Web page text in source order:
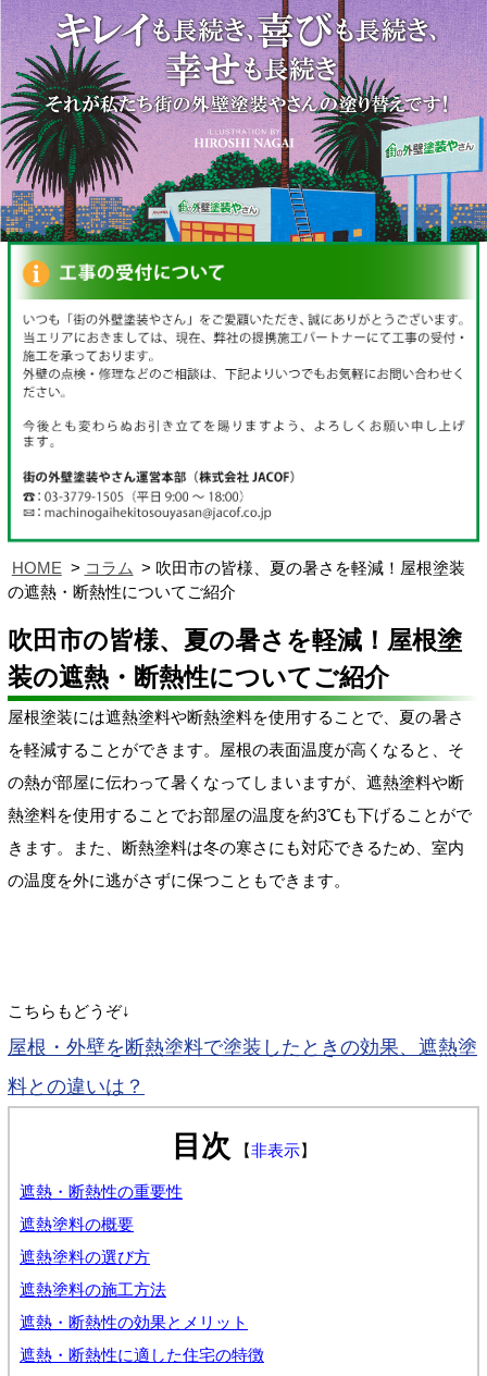
HOME コラム
吹田市の皆様、夏の暑さを軽減！屋根塗装
の遮熱・断熱性についてご紹介
吹田市の皆様、夏の暑さを軽減！屋根塗
装の遮熱・断熱性についてご紹介
屋根塗装には遮熱塗料や断熱塗料を使用することで、夏の暑さ
を軽減することができます。屋根の表面温度が高くなると、そ
の熱が部屋に伝わって暑くなってしまいますが、遮熱塗料や断
熱塗料を使用することでお部屋の温度を約3℃も下げることがで
きます。また、断熱塗料は冬の寒さにも対応できるため、室内
の温度を外に逃がさずに保つこともできます。
こちらもどうぞ↓
屋根・外壁を断熱塗料で塗装したときの効果、遮熱塗
料との違いは？
目次 【非表示】
遮熱・断熱性の重要性
遮熱塗料の概要
遮熱塗料の選び方
遮熱塗料の施工方法
遮熱・断熱性の効果とメリット
遮熱・断熱性に適した住宅の特徴